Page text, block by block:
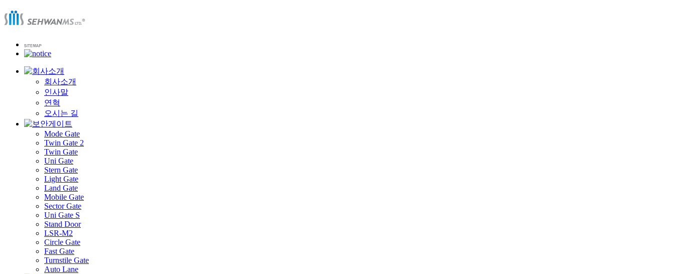
회사소개
인사말
연혁
오시는 길
Mode Gate
Twin Gate 2
Twin Gate
Uni Gate
Stern Gate
Light Gate
Land Gate
Mobile Gate
Sector Gate
Uni Gate S
Stand Door
LSR-M2
Circle Gate
Fast Gate
Turnstile Gate
Auto Lane